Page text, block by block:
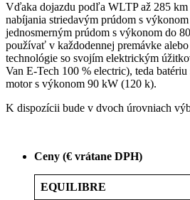
Vďaka dojazdu podľa WLTP až 285 km
nabíjania striedavým prúdom s
jednosmerným prúdom s výkonom do
používať v každodennej premávke
technológie so svojím elektrickým
Van E-Tech 100 % electric), teda
motor s výkonom 90 kW (120 k).
K dispozícii bude v dvoch úrovniach
Ceny (€ vrátane DPH)
EQUILIBRE